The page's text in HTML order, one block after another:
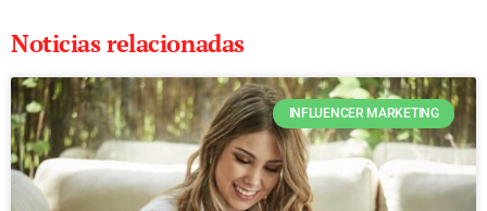
Noticias relacionadas
INFLUENCER MARKETING